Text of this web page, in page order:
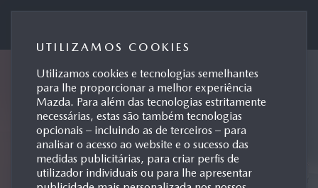
UTILIZAMOS COOKIES
Utilizamos cookies e tecnologias semelhantes
para lhe proporcionar a melhor experiência
Mazda. Para além das tecnologias estritamente
necessárias, estas são também tecnologias
opcionais – incluindo as de terceiros – para
analisar o acesso ao website e o sucesso das
medidas publicitárias, para criar perfis de
utilizador individuais ou para lhe apresentar